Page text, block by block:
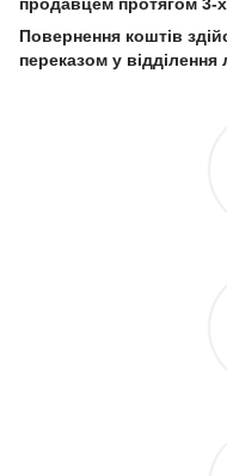
продавцем протягом 3-
Повернення коштів
переказом у відділення